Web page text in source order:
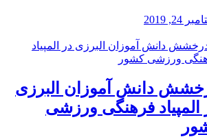
24, 2019
دانش آموزان البرزی
المپیاد فرهنگی ورزشی